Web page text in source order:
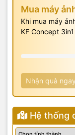
Mua máy
Khi mua máy
KF Concept 3in1
Nhận quà ngay
Hệ thống